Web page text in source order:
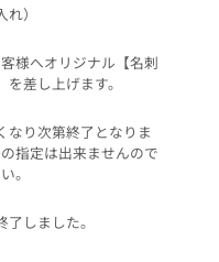
）
様へオリジナル【名刺
差し上げます。
り次第終了となりま
指定は出来ませんので
。
しました。